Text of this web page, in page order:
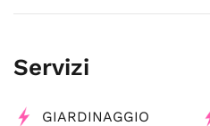
Servizi
GIARDINAGGIO